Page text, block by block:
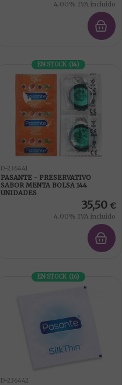
4.00% IVA incluido
EN STOCK (14)
D-236441
PASANTE - PRESERVATIVO
SABOR MENTA BOLSA 144
UNIDADES
35,50 €
4.00% IVA incluido
EN STOCK (16)
D-236442